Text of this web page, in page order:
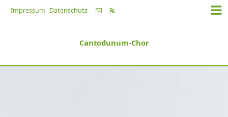
Impressum Datenschutz
Cantodunum-Chor